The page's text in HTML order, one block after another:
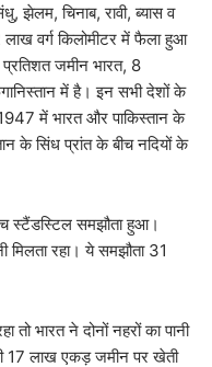
झेलम, चिनाब, रावी, ब्यास व
वर्ग किलोमीटर में फैला हुआ
जमीन भारत, 8
में है। इन सभी देशों के
में भारत और पाकिस्तान के
के सिंध प्रांत के बीच नदियों के
स्टैंडस्टिल समझौता हुआ।
मिलता रहा। ये समझौता 31
भारत ने दोनों नहरों का पानी
17 लाख एकड़ जमीन पर खेती